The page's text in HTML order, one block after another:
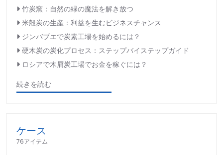
竹炭窯：自然の緑の魔法を解き放つ
米殻炭の生産：利益を生むビジネスチャンス
ジンバブエで炭素工場を始めるには？
硬木炭の炭化プロセス：ステップバイステップガイド
ロシアで木屑炭工場でお金を稼ぐには？
続きを読む
ケース
76アイテム